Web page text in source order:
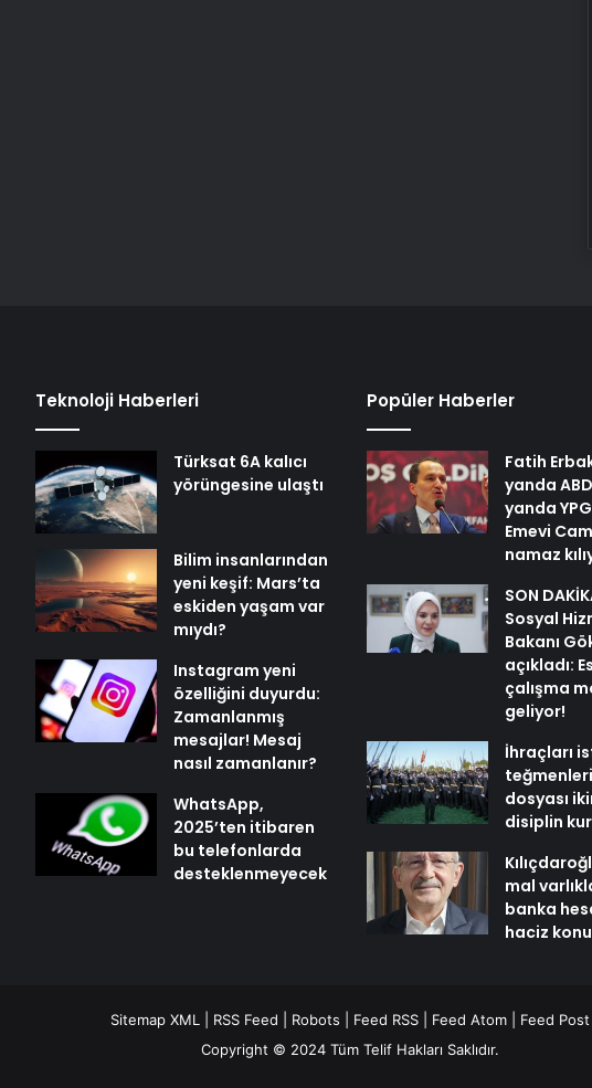
Teknoloji Haberleri
Türksat 6A kalıcı
yörüngesine ulaştı
Bilim insanlarından
yeni keşif: Mars’ta
eskiden yaşam var
mıydı?
Instagram yeni
özelliğini duyurdu:
Zamanlanmış
mesajlar! Mesaj
nasıl zamanlanır?
WhatsApp,
2025’ten itibaren
bu telefonlarda
desteklenmeyecek
Popüler Haberler
Fatih
yanda
yanda
Emevi
namaz
SON
Sosyal
Bakanı
açıkladı:
çalışma
geliyor!
İhraçları
dosyası
disiplin
mal
banka
haciz
Sitemap XML| RSS Feed Robots Feed RSS| Feed Atom| Feed Post
Copyright © 2024 Tüm Telif Hakları Saklıdır.